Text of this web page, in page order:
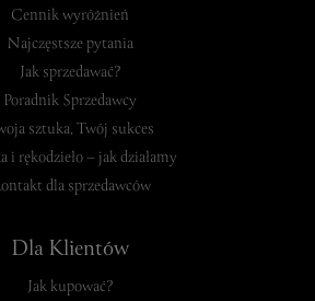
Cennik wyróżnień
Najczęstsze pytania
Jak sprzedawać?
Poradnik Sprzedawcy
sztuka, Twój sukces
i rękodzieło – jak działamy
dla sprzedawców
Dla Klientów
Jak kupować?